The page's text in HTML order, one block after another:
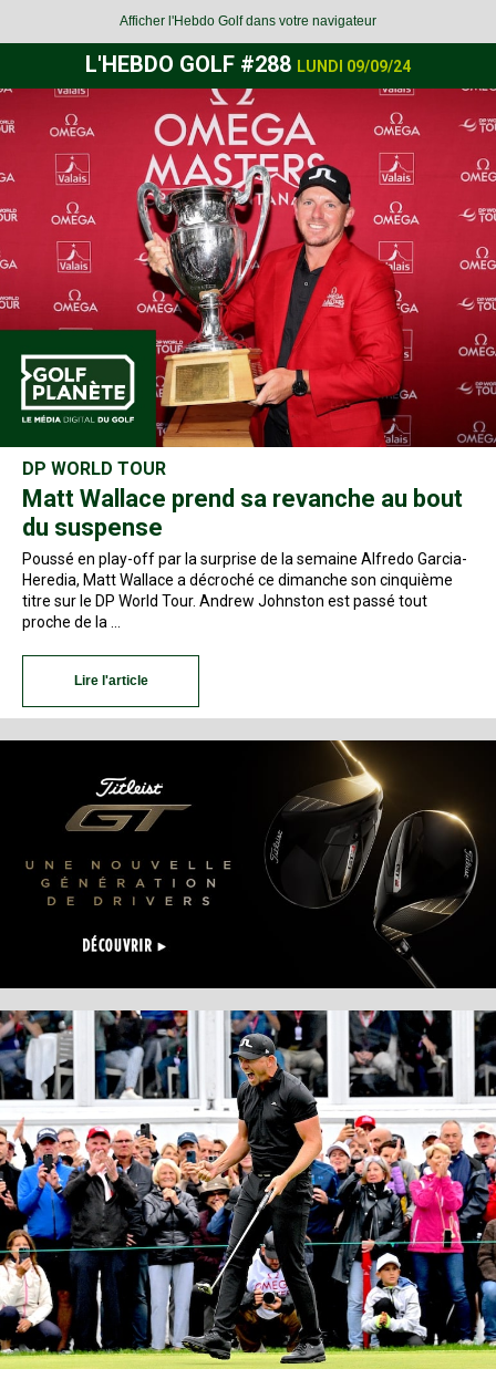
Afficher l'Hebdo Golf dans votre navigateur
L'HEBDO GOLF #288 LUNDI 09/09/24
DP WORLD TOUR
Matt Wallace prend sa revanche au bout
du suspense
Poussé en play-off par la surprise de la semaine Alfredo Garcia-
Heredia, Matt Wallace a décroché ce dimanche son cinquième
titre sur le DP World Tour. Andrew Johnston est passé tout
proche de la …
Lire l'article